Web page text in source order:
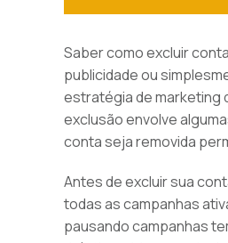
Saber como excluir
publicidade ou
estratégia de marketing
exclusão envolve
conta seja removida
Antes de excluir sua
todas as campanhas
pausando campanhas